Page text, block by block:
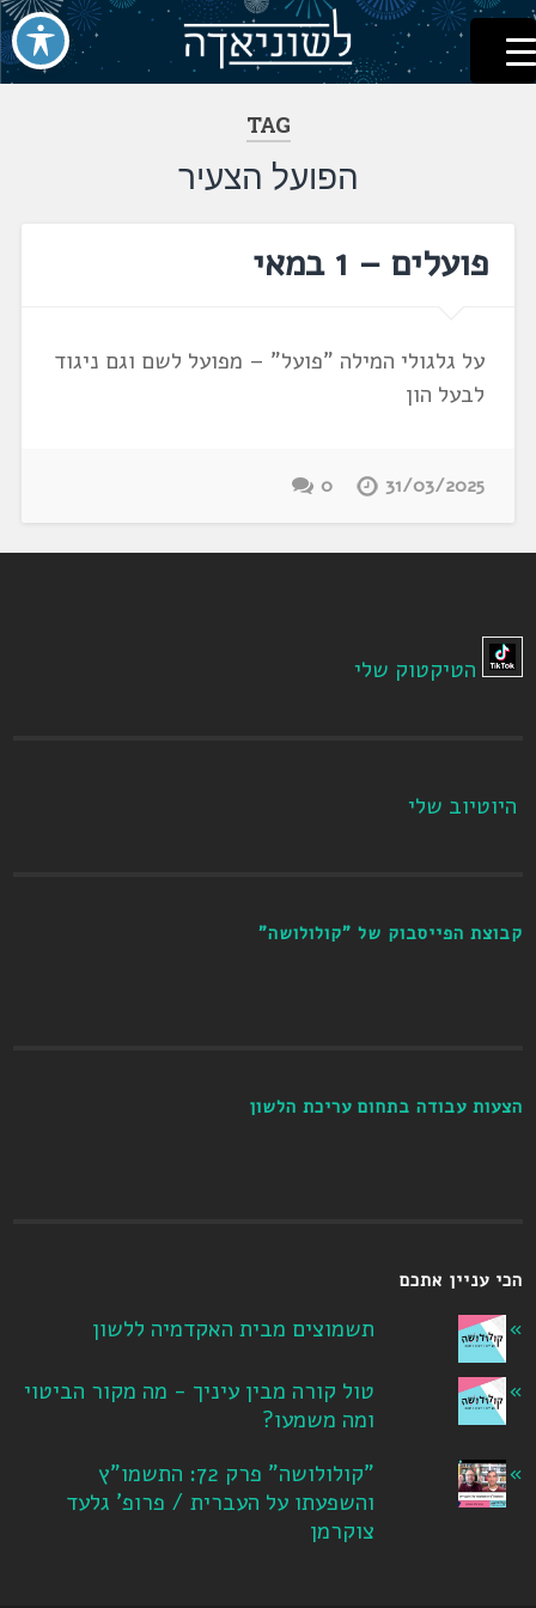
דלג
לתוכן
לשוניאדה
עברית. לשון. שפה
TAG
הפועל הצעיר
פועלים – 1 במאי
על גלגולי המילה "פועל" – מפועל לשם וגם ניגוד
לבעל הון
31/03/2025
0
הטיקטוק שלי
היוטיוב שלי
קבוצת הפייסבוק של "קולולושה"
הצעות עבודה בתחום עריכת הלשון
הכי עניין אתכם
תשמוצים מבית האקדמיה ללשון
טול קורה מבין עיניך - מה מקור הביטוי
ומה משמעו?
"קולולושה" פרק 72: התשמו"ץ
והשפעתו על העברית / פרופ' גלעד
צוקרמן